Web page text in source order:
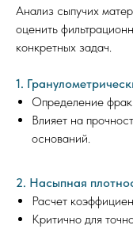
Анализ сыпучих
оценить
конкретных задач.
1.
Определение
Влияет на
оснований.
2. Насыпная
Расчет
Критично для